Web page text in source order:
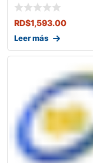
RD$1,593.00
Leer más